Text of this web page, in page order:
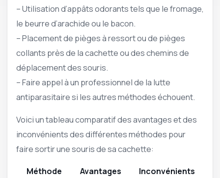
– Utilisation d’appâts odorants tels que le fromage,
le beurre d’arachide ou le bacon.
– Placement de pièges à ressort ou de pièges
collants près de la cachette ou des chemins de
déplacement des souris.
– Faire appel à un professionnel de la lutte
antiparasitaire si les autres méthodes échouent.
Voici un tableau comparatif des avantages et des
inconvénients des différentes méthodes pour
faire sortir une souris de sa cachette:
Méthode Avantages Inconvénients